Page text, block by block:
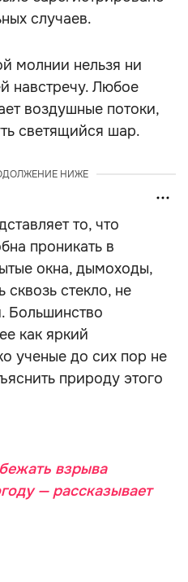
случаев.
молнии нельзя ни
навстречу. Любое
воздушные потоки,
светящийся шар.
НИЖЕ
то, что
проникать в
окна, дымоходы,
стекло, не
Большинство
как яркий
ученые до сих пор не
природу этого
взрыва
— рассказывает